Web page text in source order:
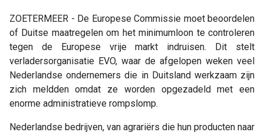
ZOETERMEER - De Europese Commissie moet beoordelen
of Duitse maatregelen om het minimumloon te controleren
tegen de Europese vrije markt indruisen. Dit stelt
verladersorganisatie EVO, waar de afgelopen weken veel
Nederlandse ondernemers die in Duitsland werkzaam zijn
zich meldden omdat ze worden opgezadeld met een
enorme administratieve rompslomp.
Nederlandse bedrijven, van agrariërs die hun producten naar